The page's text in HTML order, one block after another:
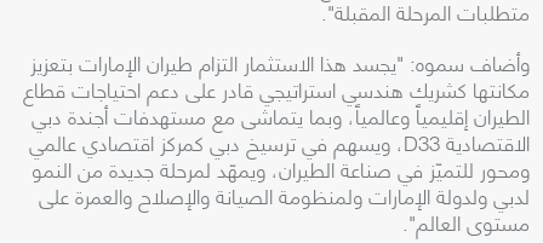
متطلبات المرحلة المقبلة".
وأضاف سموه: "يجسد هذا الاستثمار التزام طيران الإمارات بتعزيز
مكانتها كشريك هندسي استراتيجي قادر على دعم احتياجات قطاع
الطيران إقليمياً وعالمياً، وبما يتماشى مع مستهدفات أجندة دبي
الاقتصادية D33، ويسهم في ترسيخ دبي كمركز اقتصادي عالمي
ومحور للتميّز في صناعة الطيران، ويمهّد لمرحلة جديدة من النمو
لدبي ولدولة الإمارات ولمنظومة الصيانة والإصلاح والعمرة على
مستوى العالم".